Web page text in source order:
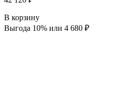
В корзину
Выгода 10% или 4 680 ₽